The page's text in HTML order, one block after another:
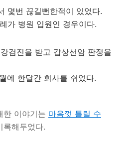
몇번 끊길뻔한적이 있었다.
가 병원 입원인 경우이다.
검진을 받고 갑상선암 판정을
에 한달간 회사를 쉬었다.
한 이야기는 마음껏 틀릴 수
록해두었다.